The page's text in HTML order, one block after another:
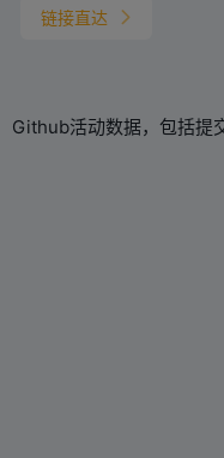
链接直达
Github活动数据，包括提